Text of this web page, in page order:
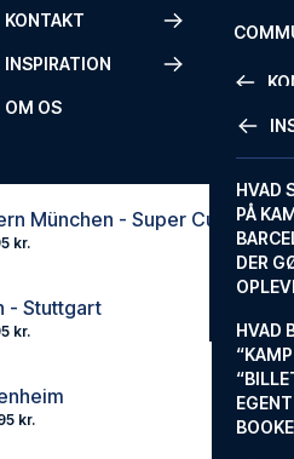
KONTAKT
FAQ
INSPIRATION
HVAD
PÅ
DER
HVAD
OM OS
2026
kr.
- Stuttgart
kr.
kr.